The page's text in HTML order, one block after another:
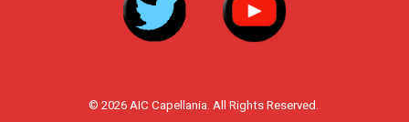
© 2026 AIC Capellania. All Rights Reserved.